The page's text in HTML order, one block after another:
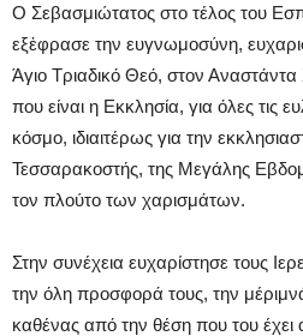
Ο Σεβασμιώτατος στο τέλος του
εξἐφρασε την ευγνωμοσύνη,
Άγιο Τριαδικό Θεό, στον
που είναι η Εκκλησία, για όλες τις
κόσμο, ιδιαιτέρως για την
Τεσσαρακοστής, της Μεγάλης
τον πλούτο των χαρισμάτων.
Στην συνέχεια ευχαρίστησε τους
την όλη προσφορά τους, την
καθένας από την θέση που του έχει